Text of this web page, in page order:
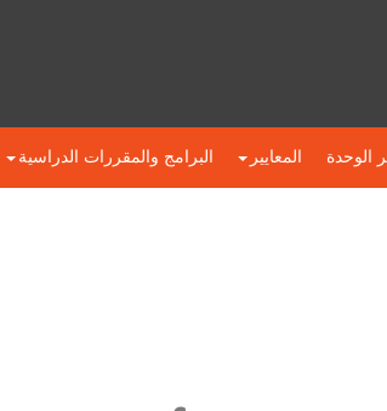
الوحدة المعايير البرامج والمقررات الدراسية